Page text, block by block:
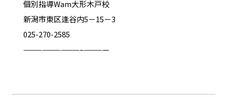
個別指導Wam大形木戸校
新潟市東区逢谷内5－15－3
025-270-2585
—————————–————